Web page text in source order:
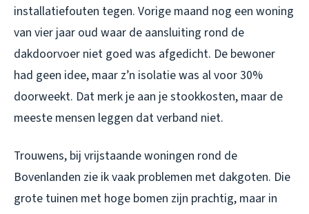
installatiefouten tegen. Vorige maand nog een woning
van vier jaar oud waar de aansluiting rond de
dakdoorvoer niet goed was afgedicht. De bewoner
had geen idee, maar z’n isolatie was al voor 30%
doorweekt. Dat merk je aan je stookkosten, maar de
meeste mensen leggen dat verband niet.
Trouwens, bij vrijstaande woningen rond de
Bovenlanden zie ik vaak problemen met dakgoten. Die
grote tuinen met hoge bomen zijn prachtig, maar in